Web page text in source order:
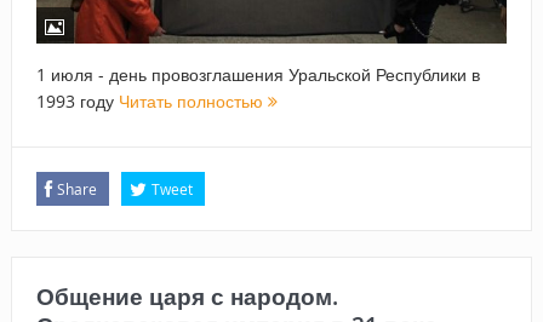
1 июля - день провозглашения Уральской Республики в
1993 году Читать полностью
Share Tweet
Общение царя с народом.